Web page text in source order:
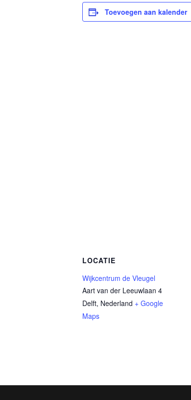
Toevoegen aan kalender
LOCATIE
Wijkcentrum de Vleugel
Aart van der Leeuwlaan 4
Delft, Nederland + Google
Maps